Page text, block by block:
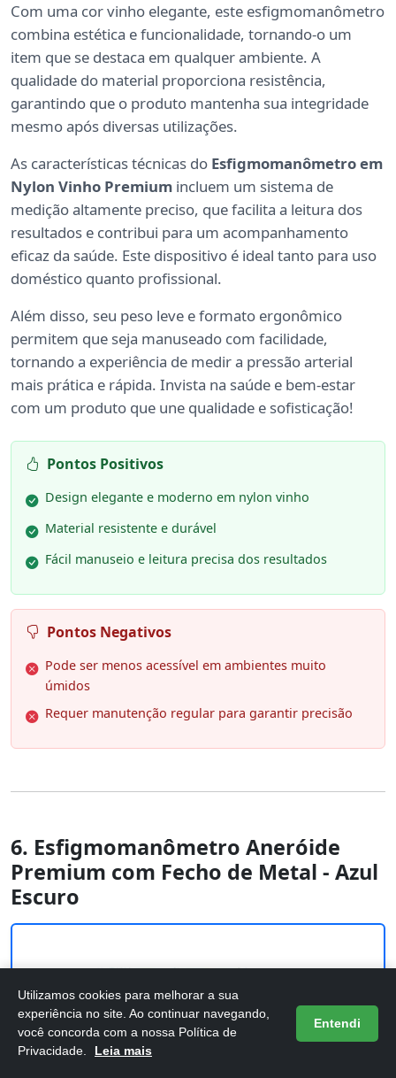
Com uma cor vinho elegante, este esfigmomanômetro
combina estética e funcionalidade, tornando-o um
item que se destaca em qualquer ambiente. A
qualidade do material proporciona resistência,
garantindo que o produto mantenha sua integridade
mesmo após diversas utilizações.
As características técnicas do Esfigmomanômetro em
Nylon Vinho Premium incluem um sistema de
medição altamente preciso, que facilita a leitura dos
resultados e contribui para um acompanhamento
eficaz da saúde. Este dispositivo é ideal tanto para uso
doméstico quanto profissional.
Além disso, seu peso leve e formato ergonômico
permitem que seja manuseado com facilidade,
tornando a experiência de medir a pressão arterial
mais prática e rápida. Invista na saúde e bem-estar
com um produto que une qualidade e sofisticação!
Pontos Positivos
Design elegante e moderno em nylon vinho
Material resistente e durável
Fácil manuseio e leitura precisa dos resultados
Pontos Negativos
Pode ser menos acessível em ambientes muito
úmidos
Requer manutenção regular para garantir precisão
6. Esfigmomanômetro Aneróide
Premium com Fecho de Metal - Azul
Escuro
Utilizamos cookies para melhorar a sua
experiência no site. Ao continuar navegando,
você concorda com a nossa Política de
Privacidade.
Leia mais
Entendi